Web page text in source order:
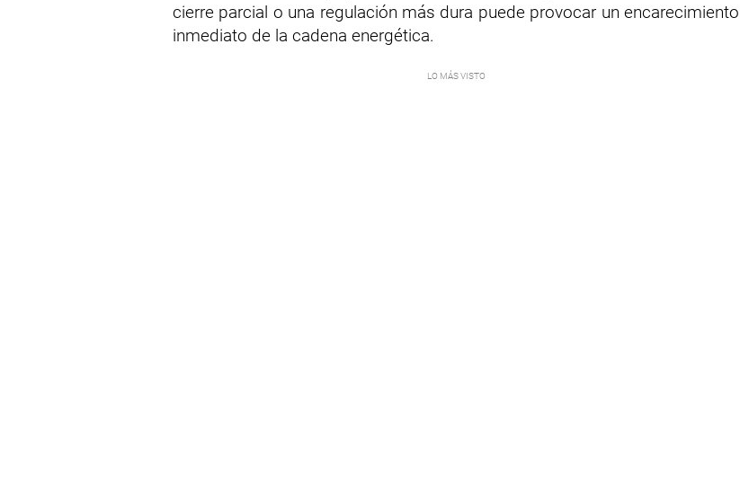
cierre parcial o una regulación más dura puede provocar un encarecimiento
inmediato de la cadena energética.